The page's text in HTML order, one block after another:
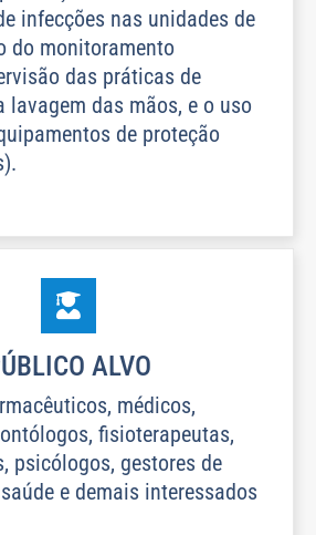
médicos,
fisioterapeutas,
psicólogos, gestores de
e demais interessados
ALVO
infecções nas unidades de
do monitoramento
das práticas de
lavagem das mãos, e o uso
de proteção